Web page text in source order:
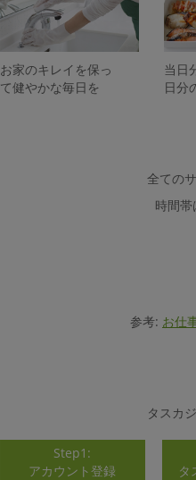
お家のキレイを保っ
て健やかな毎日を
当日
日分
全ての
時間帯
参考: お仕
タスカ
Step1:
アカウント登録
タ